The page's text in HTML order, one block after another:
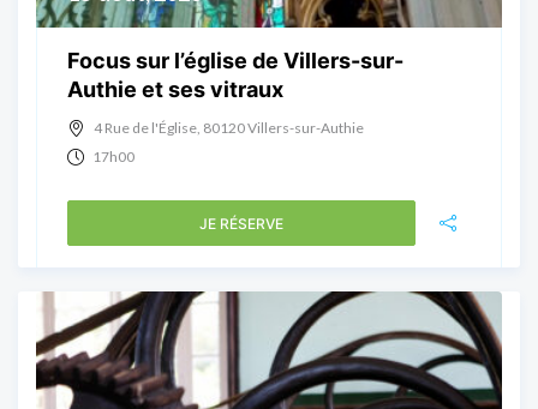
Focus sur l’église de Villers-sur-
Authie et ses vitraux
4 Rue de l'Église, 80120 Villers-sur-Authie
17h00
JE RÉSERVE